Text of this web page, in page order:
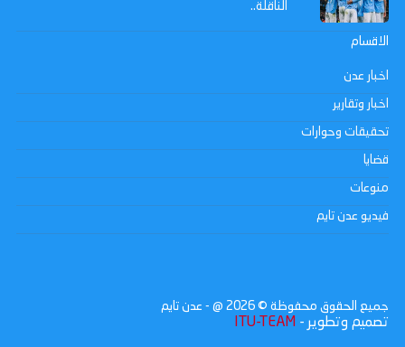
الناقلة..
الاقسام
اخبار عدن
اخبار وتقارير
تحقيقات وحوارات
قضايا
منوعات
فيديو عدن تايم
جميع الحقوق محفوظة © 2026 @ - عدن تايم
تصميم وتطوير - ITU-TEAM